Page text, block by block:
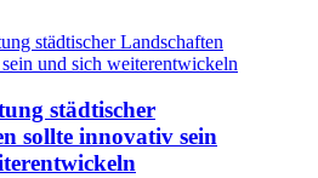
städtischer
sollte innovativ sein